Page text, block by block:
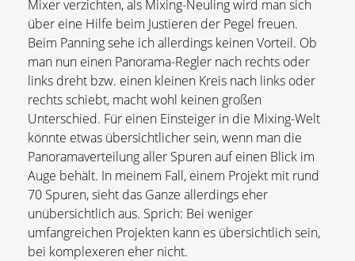
Mixer verzichten, als Mixing-Neuling wird man sich
über eine Hilfe beim Justieren der Pegel freuen.
Beim Panning sehe ich allerdings keinen Vorteil. Ob
man nun einen Panorama-Regler nach rechts oder
links dreht bzw. einen kleinen Kreis nach links oder
rechts schiebt, macht wohl keinen großen
Unterschied. Für einen Einsteiger in die Mixing-Welt
könnte etwas übersichtlicher sein, wenn man die
Panoramaverteilung aller Spuren auf einen Blick im
Auge behält. In meinem Fall, einem Projekt mit rund
70 Spuren, sieht das Ganze allerdings eher
unübersichtlich aus. Sprich: Bei weniger
umfangreichen Projekten kann es übersichtlich sein,
bei komplexeren eher nicht.